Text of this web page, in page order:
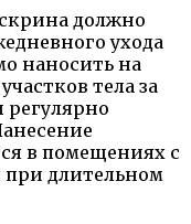
должно
ухода
наносить на
тела за
регулярно
в помещениях с
длительном